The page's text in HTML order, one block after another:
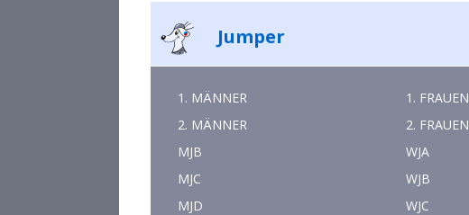
Jumper
1. MÄNNER
2. MÄNNER
MJB
MJC
MJD
1. FRAUEN
2. FRAUEN
WJA
WJB
WJC